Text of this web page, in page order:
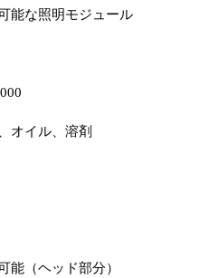
能な照明モジュール
オイル、溶剤
能（ヘッド部分）